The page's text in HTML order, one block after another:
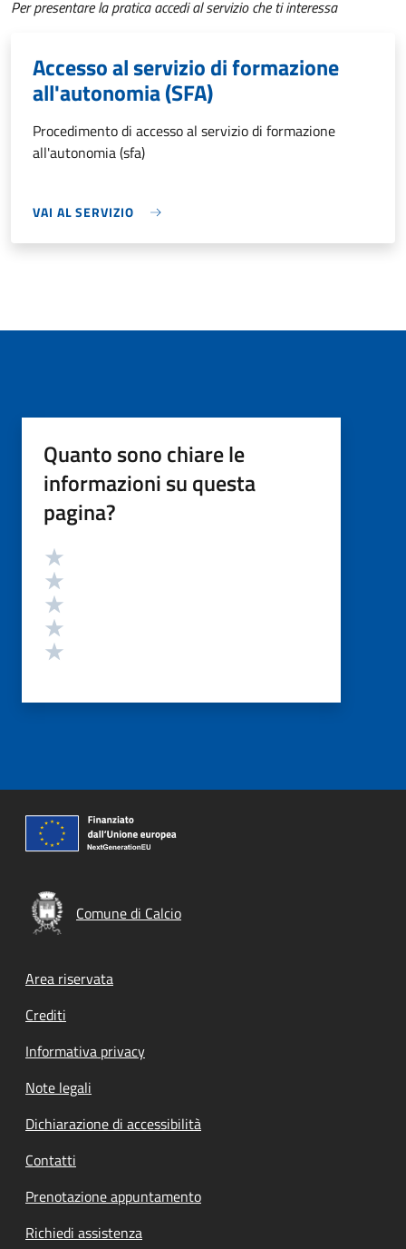
Per presentare la pratica accedi al servizio che ti interessa
Accesso al servizio di formazione
all'autonomia (SFA)
Procedimento di accesso al servizio di formazione
all'autonomia (sfa)
VAI AL SERVIZIO
Quanto sono chiare le
informazioni su questa
pagina?
Valutazione
Comune di Calcio
Footer menu
Area riservata
Crediti
Informativa privacy
Note legali
Dichiarazione di accessibilità
Contatti
Prenotazione appuntamento
Richiedi assistenza